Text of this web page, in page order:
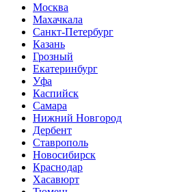
Москва
Махачкала
Санкт-Петербург
Казань
Грозный
Екатеринбург
Уфа
Каспийск
Самара
Нижний Новгород
Дербент
Ставрополь
Новосибирск
Краснодар
Хасавюрт